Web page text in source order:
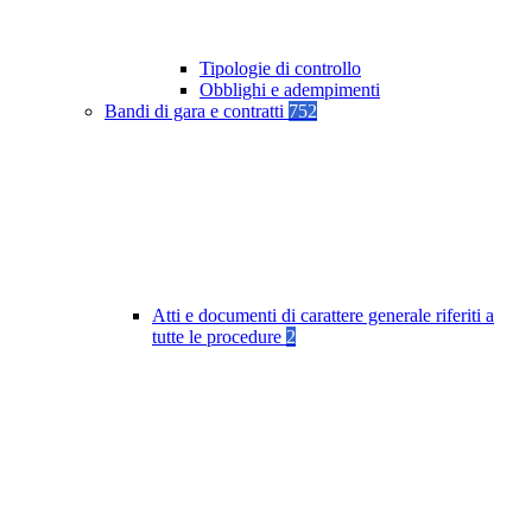
Tipologie di controllo
Obblighi e adempimenti
Bandi di gara e contratti 752
Atti e documenti di carattere generale riferiti a
tutte le procedure 2